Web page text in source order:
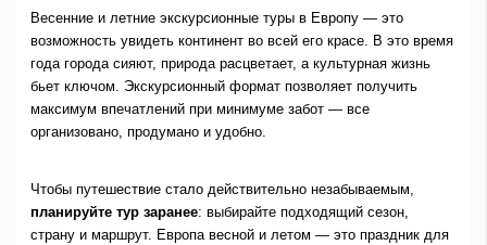
Весенние и летние экскурсионные туры в Европу — это
возможность увидеть континент во всей его красе. В это время
года города сияют, природа расцветает, а культурная жизнь
бьет ключом. Экскурсионный формат позволяет получить
максимум впечатлений при минимуме забот — все
организовано, продумано и удобно.
Чтобы путешествие стало действительно незабываемым,
планируйте тур заранее: выбирайте подходящий сезон,
страну и маршрут. Европа весной и летом — это праздник для